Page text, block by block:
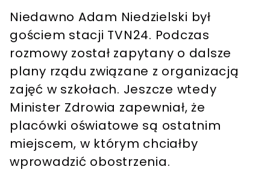
Niedawno Adam Niedzielski był
gościem stacji TVN24. Podczas
rozmowy został zapytany o dalsze
plany rządu związane z organizacją
zajęć w szkołach. Jeszcze wtedy
Minister Zdrowia zapewniał, że
placówki oświatowe są ostatnim
miejscem, w którym chciałby
wprowadzić obostrzenia.